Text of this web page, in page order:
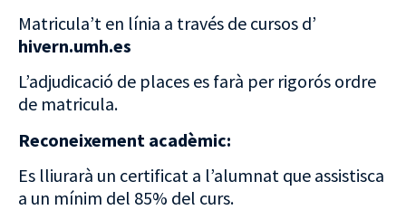
Matricula’t en línia a través de cursos d’
hivern.umh.es
L’adjudicació de places es farà per rigorós ordre
de matricula.
Reconeixement acadèmic:
Es lliurarà un certificat a l’alumnat que assistisca
a un mínim del 85% del curs.